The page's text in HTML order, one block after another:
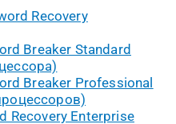
Recovery
Breaker Standard
Breaker Professional
Recovery Enterprise